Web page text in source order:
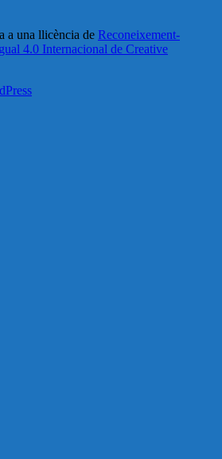
a una llicència de Reconeixement-
4.0 Internacional de Creative